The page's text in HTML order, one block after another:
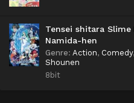
Tensei shitara Slime
Namida-hen
Genre: Action, Comedy,
Shounen
8bit